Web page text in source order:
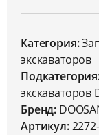
Категория:
экскаваторов
экскаваторов
Бренд:
Артикул: